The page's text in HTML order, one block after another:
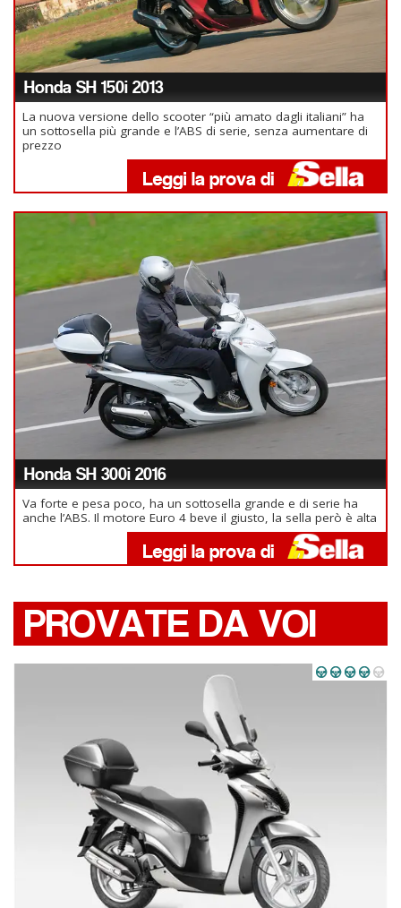
Honda SH 150i 2013
La nuova versione dello scooter “più amato dagli italiani” ha
un sottosella più grande e l’ABS di serie, senza aumentare di
prezzo
Honda SH 300i 2016
Va forte e pesa poco, ha un sottosella grande e di serie ha
anche l’ABS. Il motore Euro 4 beve il giusto, la sella però è alta
PROVATE DA VOI